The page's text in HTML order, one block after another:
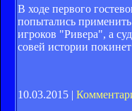
В ходе первого
попытались применить
игроков "Ривера", а
совей истории
10.03.2015 |